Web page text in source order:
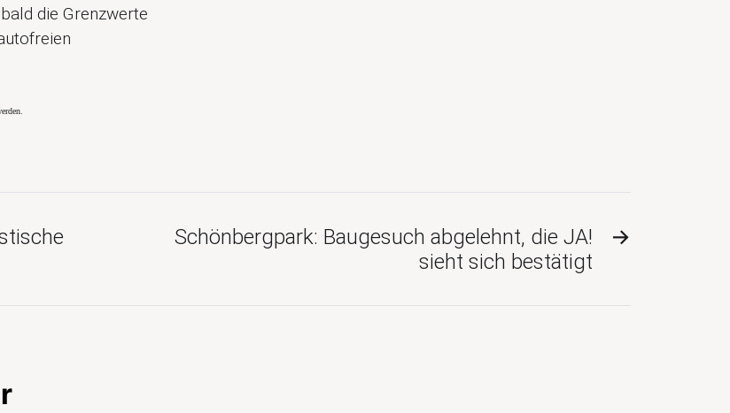
die Grenzwerte
→
Schönbergpark: Baugesuch abgelehnt, die JA!
sieht sich bestätigt